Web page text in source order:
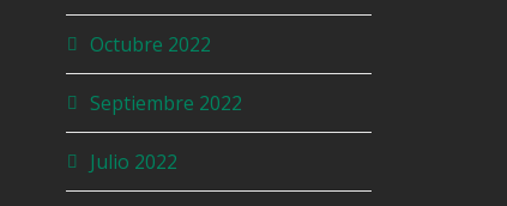
Octubre 2022
Septiembre 2022
Julio 2022